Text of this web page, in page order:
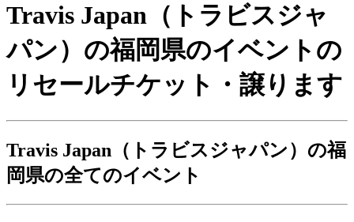
Travis Japan（トラビスジャ
パン）の福岡県のイベントの
リセールチケット・譲ります
Travis Japan（トラビスジャパン）の福
岡県の全てのイベント